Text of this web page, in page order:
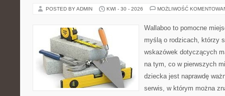
POSTED BY ADMIN KWI - 30 - 2026 MOŻLIWOŚĆ
Wallaboo to pomocne
myślą o rodzicach, którzy
wskazówek dotyczących
na tym, co w pierwszych
dziecka jest naprawdę
serwis, w którym można